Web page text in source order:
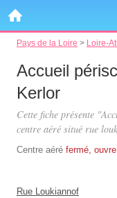
Pays de la Loire > Loire-
Accueil
Kerlor
Cette fiche présente
centre aéré situé rue
Centre aéré fermé,
Rue Loukiannof